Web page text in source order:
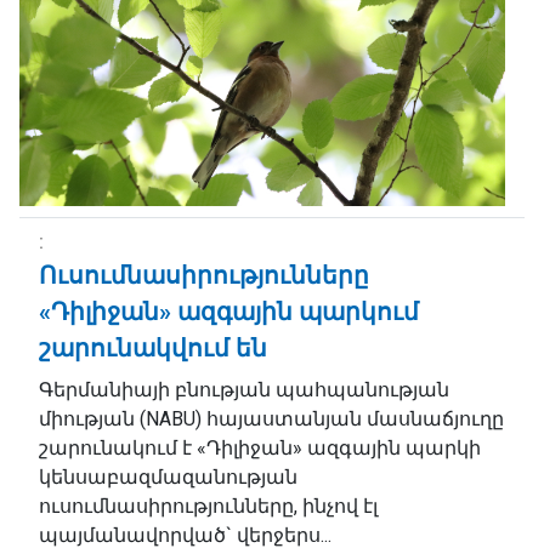
Ուսումնասիրությունները
«Դիլիջան» ազգային պարկում
շարունակվում են
Գերմանիայի բնության պահպանության
միության (NABU) հայաստանյան մասնաճյուղը
շարունակում է «Դիլիջան» ազգային պարկի
կենսաբազմազանության
ուսումնասիրությունները, ինչով էլ
պայմանավորված` վերջերս...